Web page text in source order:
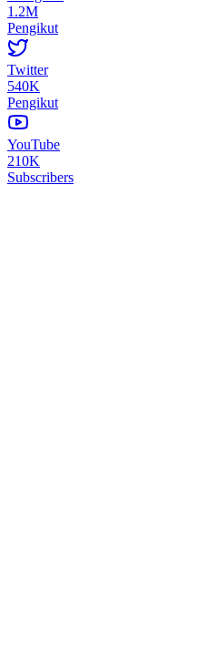
1.2M
Pengikut
Twitter
540K
Pengikut
YouTube
210K
Subscribers